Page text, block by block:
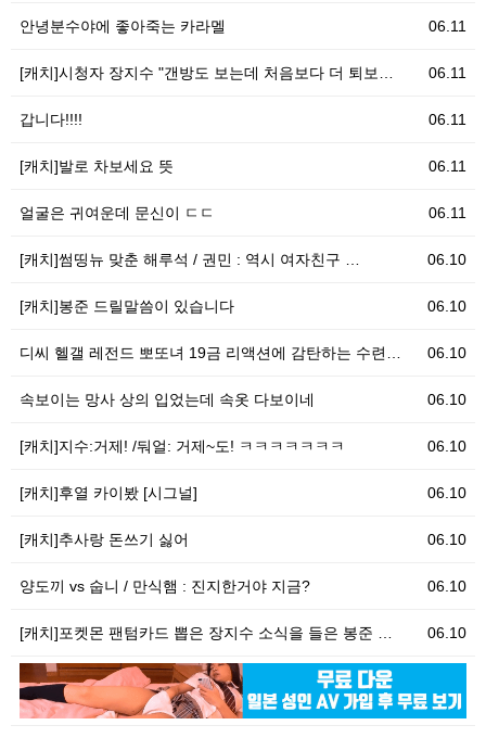
06.11
안녕분수야에 좋아죽는 카라멜
06.11
[캐치]시청자 장지수 "갠방도 보는데 처음보다 더 퇴보…
06.11
갑니다!!!!
06.11
[캐치]발로 차보세요 뜻
06.11
얼굴은 귀여운데 문신이 ㄷㄷ
06.10
[캐치]썸띵뉴 맞춘 해루석 / 권민 : 역시 여자친구 …
06.10
[캐치]봉준 드릴말씀이 있습니다
06.10
디씨 헬갤 레전드 뽀또녀 19금 리액션에 감탄하는 수련…
06.10
속보이는 망사 상의 입었는데 속옷 다보이네
06.10
[캐치]지수:거제! /둬얼: 거제~도! ㅋㅋㅋㅋㅋㅋㅋ
06.10
[캐치]후열 카이봤 [시그널]
06.10
[캐치]추사랑 돈쓰기 싫어
06.10
양도끼 vs 숩니 / 만식햄 : 진지한거야 지금?
06.10
[캐치]포켓몬 팬텀카드 뽑은 장지수 소식을 들은 봉준 …